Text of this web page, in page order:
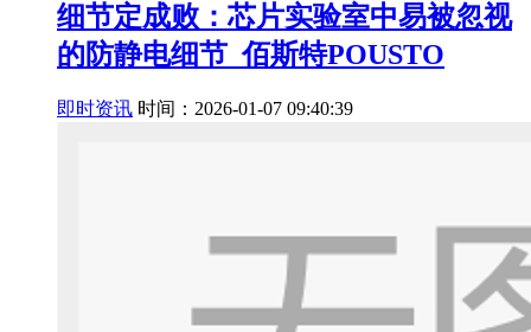
细节定成败：芯片实验室中易被忽视
的防静电细节_佰斯特POUSTO
即时资讯 时间：2026-01-07 09:40:39